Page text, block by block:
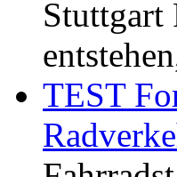
Stuttgart
TEST